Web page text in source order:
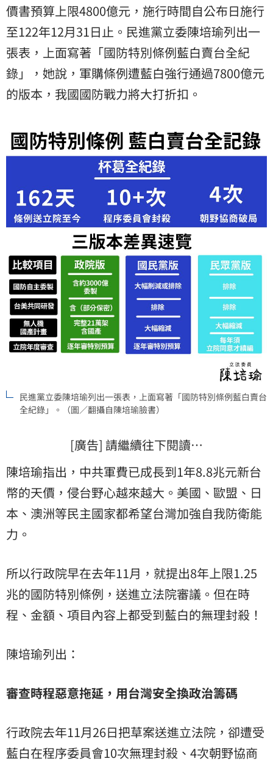
價書預算上限4800億元，施行時間自公布日施行
至122年12月31日止。民進黨立委陳培瑜 列出一
張表，上面寫著「國防特別條例藍白賣台全紀
錄」，她說，軍購條例遭藍白強行通過7800億元
的版本，我國國防戰力將大打折扣。
民進黨立委陳培瑜 列出一張表，上面寫著「國防特別條例藍白賣台
全紀錄」。（圖／翻攝自陳培瑜臉書）
[廣告] 請繼續往下閱讀…
陳培瑜指出，中共軍費已成長到1年8.8兆元新台
幣的天價，侵台野心越來越大。美國、歐盟、日
本、澳洲等民主國家都希望台灣加強自我防衛能
力。
所以行政院早在去年11月，就提出8年上限1.25
兆的國防特別條例，送進立法院審議。但在時
程、金額、項目內容上都受到藍白的無理封殺！
陳培瑜列出：
審查時程惡意拖延，用台灣安全換政治籌碼
行政院去年11月26日把草案送進立法院，卻遭受
藍白在程序委員會10次無理封殺、4次朝野協商